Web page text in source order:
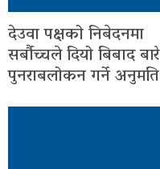
देउवा पक्षको निबेदनमा
सर्बौच्चले दियो बिबाद बारे
पुनराबलोकन गर्ने अनुमति